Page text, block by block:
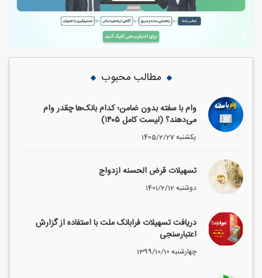
مطالب محبوب
وام با سفته بدون ضامن؛ کدام بانک‌ها چقدر وام
می‌دهند؟ (لیست کامل ۱۴۰۵)
1405/2/27 یکشنبه
تسهیلات قرض الحسنه ازدواج
1401/2/12 دوشنبه
دریافت تسهیلات فرابانک ملت با استفاده از گزارش
اعتبارسنجی
1399/10/10 چهارشنبه